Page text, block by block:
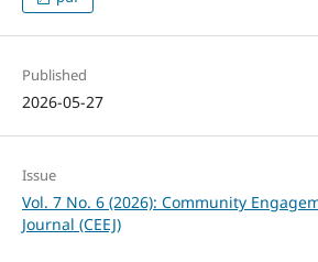
Published
2026-05-27
Issue
Vol. 7 No. 6 (2026): Community
Journal (CEEJ)